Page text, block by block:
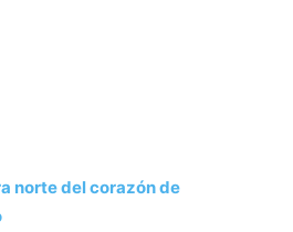
norte del corazón de